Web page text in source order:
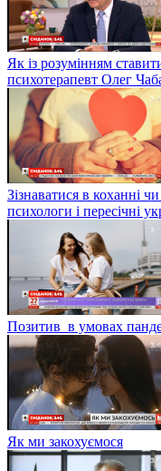
Як із розумінням
психотерапевт Олег
Зізнаватися в коханні
психологи і пересічні
Позитив в умовах
Як ми закохуємося